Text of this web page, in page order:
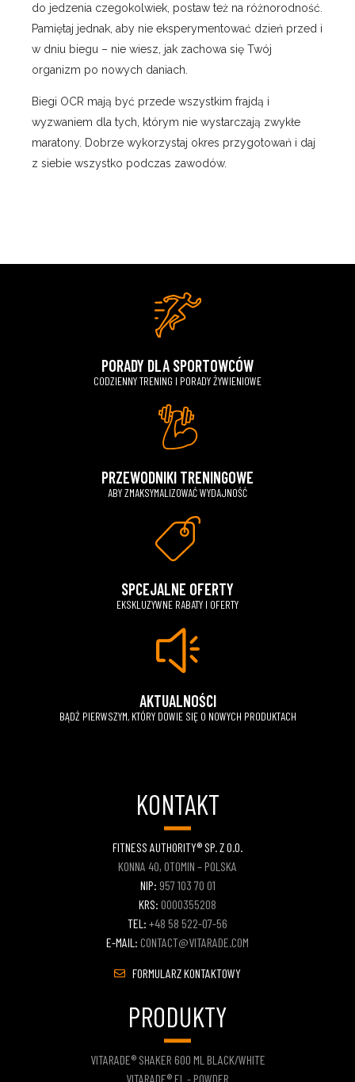
do jedzenia czegokolwiek, postaw też na różnorodność.
Pamiętaj jednak, aby nie eksperymentować dzień przed i
w dniu biegu – nie wiesz, jak zachowa się Twój
organizm po nowych daniach.
Biegi OCR mają być przede wszystkim frajdą i
wyzwaniem dla tych, którym nie wystarczają zwykłe
maratony. Dobrze wykorzystaj okres przygotowań i daj
z siebie wszystko podczas zawodów.
PORADY DLA SPORTOWCÓW
CODZIENNY TRENING I PORADY ŻYWIENIOWE
PRZEWODNIKI TRENINGOWE
ABY ZMAKSYMALIZOWAĆ WYDAJNOŚĆ
SPCEJALNE OFERTY
EKSKLUZYWNE RABATY I OFERTY
AKTUALNOŚCI
BĄDŹ PIERWSZYM, KTÓRY DOWIE SIĘ O NOWYCH PRODUKTACH
KONTAKT
FITNESS AUTHORITY® SP. Z O.O.
KONNA 40, OTOMIN – POLSKA
NIP: 957 103 70 01
KRS: 0000355208
TEL: +48 58 522-07-56
E-MAIL: CONTACT@VITARADE.COM
FORMULARZ KONTAKTOWY
PRODUKTY
VITARADE® SHAKER 600 ML BLACK/WHITE
VITARADE® EL - POWDER